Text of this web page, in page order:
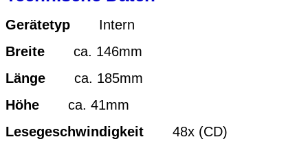
Gerätetyp Intern
Breite ca. 146mm
Länge ca. 185mm
Höhe ca. 41mm
Lesegeschwindigkeit 48x (CD)